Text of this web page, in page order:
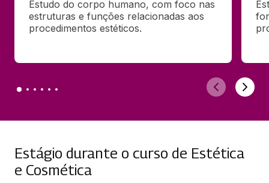
Estudo do corpo humano, com foco nas
estruturas e funções relacionadas aos
procedimentos estéticos.
Estágio durante o curso de Estética
e Cosmética